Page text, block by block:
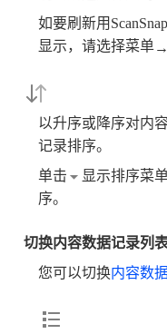
如要刷新用
显示，请选择菜单→
以升序或降序对内
记录排序。
单击
显示排序菜
序。
切换内容数据记录列
您可以切换内容数